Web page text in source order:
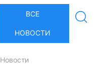
ВСЕ
НОВОСТИ
Новости